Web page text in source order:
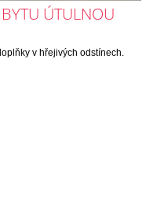
ÚTULNOU
v hřejivých odstínech.